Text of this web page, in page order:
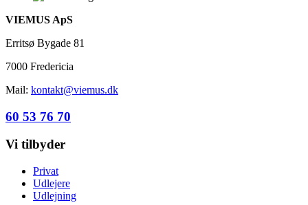
VIEMUS ApS
Erritsø Bygade 81
7000 Fredericia
Mail: kontakt@viemus.dk
60 53 76 70
Vi tilbyder
Privat
Udlejere
Udlejning